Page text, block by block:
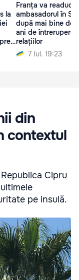
la
Franța va readuce
ambasadorul în
după mai bine de
ani de întrerupere
relațiilor
7 Iul. 19:23
din
contextul
Cipru
pe insulă.